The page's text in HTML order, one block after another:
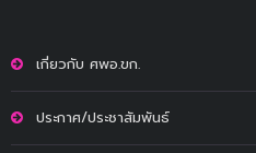
เกี่ยวกับ ศพอ.ขก.
ประกาศ/ประชาสัมพันธ์